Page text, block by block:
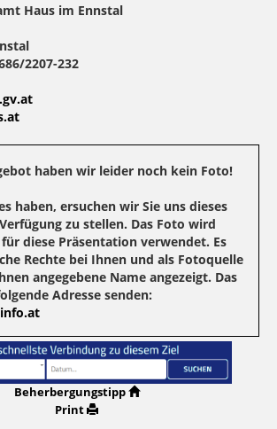
Haus im Ennstal
2207-232
haben wir leider noch kein Foto!
haben, ersuchen wir Sie uns dieses
zu stellen. Das Foto wird
diese Präsentation verwendet. Es
Rechte bei Ihnen und als Fotoquelle
angegebene Name angezeigt. Das
Adresse senden:
Beherbergungstipp
Print